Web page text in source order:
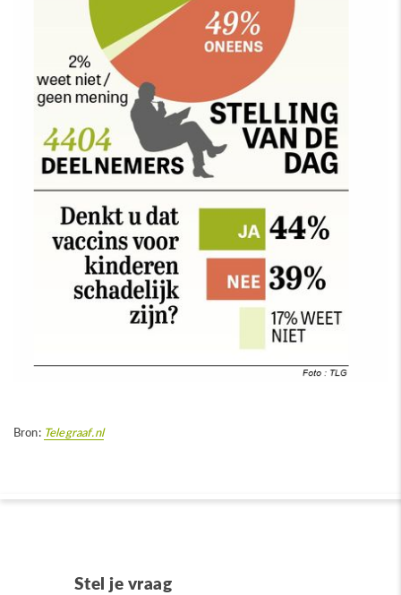
Bron: Telegraaf.nl
Stel je vraag